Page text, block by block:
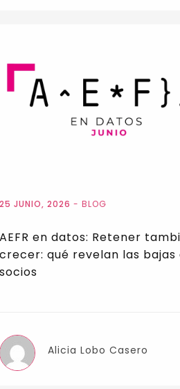
25 JUNIO, 2026 - BLOG
AEFR en datos: Retener
crecer: qué revelan las bajas
socios
Alicia Lobo Casero